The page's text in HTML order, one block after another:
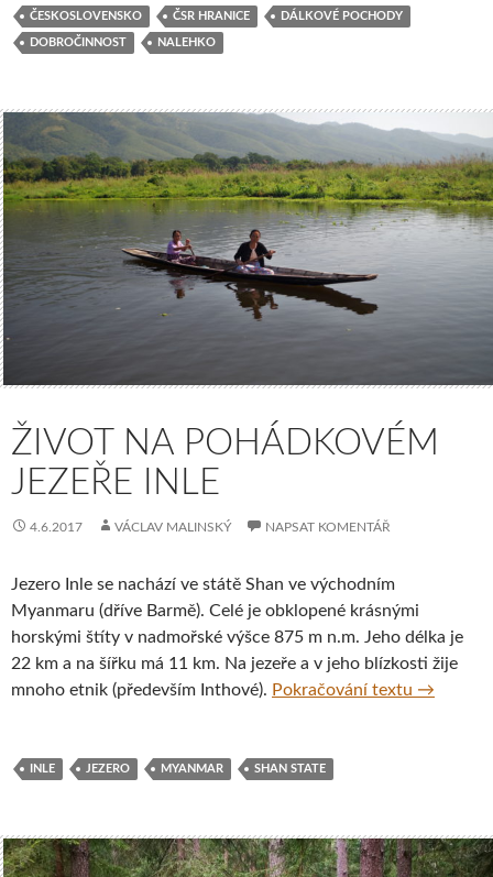
ČESKOSLOVENSKO ČSR HRANICE DÁLKOVÉ POCHODY
DOBROČINNOST NALEHKO
ŽIVOT NA POHÁDKOVÉM
JEZEŘE INLE
4.6.2017 VÁCLAV MALINSKÝ NAPSAT KOMENTÁŘ
Jezero Inle se nachází ve státě Shan ve východním
Myanmaru (dříve Barmě). Celé je obklopené krásnými
horskými štíty v nadmořské výšce 875 m n.m. Jeho délka je
22 km a na šířku má 11 km. Na jezeře a v jeho blízkosti žije
mnoho etnik (především Inthové). Pokračování textu Život na
→
INLE JEZERO MYANMAR SHAN STATE